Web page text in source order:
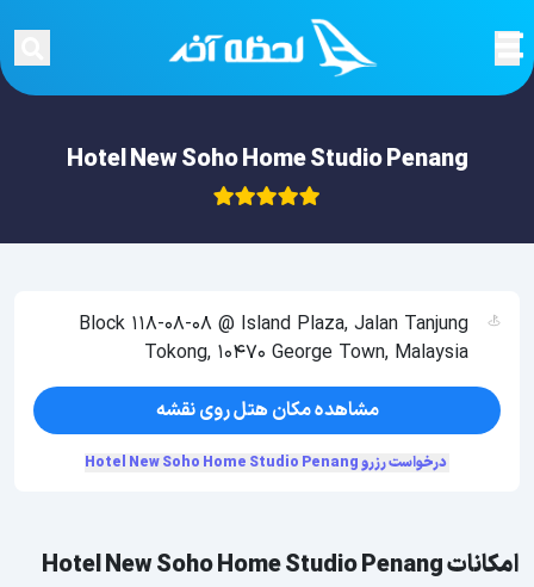
Hotel New Soho Home Studio Penang
امکانات Hotel New Soho Home Studio Penang
Block 118-08-08 @ Island Plaza, Jalan Tanjung
Tokong, 10470 George Town, Malaysia
مشاهده مکان هتل روی نقشه
درخواست رزرو Hotel New Soho Home Studio Penang